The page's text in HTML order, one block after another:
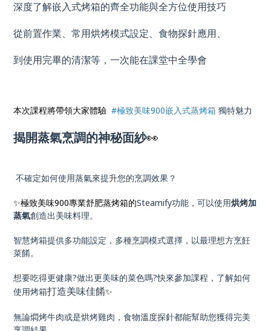
深度了解嵌入式烤箱的齊全功能與全方位使用技巧
從前置作業、常用烘烤模式設定、食物探針應用、
到使用完畢的清潔等，一次能在課堂中全學會
本次課程將帶領大家體驗 #極致美味900嵌入式蒸烤箱獨特魅力
揭開蒸氣烹調的神秘面紗👀
不確定如何使用蒸氣來提升您的烹調效果？
✨極致美味900專業舒肥蒸烤箱的Steamify功能，可以使用烘烤加
蒸氣創造出美味料理。
智慧烤箱提供多功能設定，多種烹調模式選擇，以最理想方烹飪
菜餚。
想要吃得更健康?做出更美味的菜色嗎?快來參加課程，了解如何
使用烤箱打造美味佳餚✨
無論燜烤牛肉或是烘烤雞肉，食物溫度探針都能幫助您獲得完美